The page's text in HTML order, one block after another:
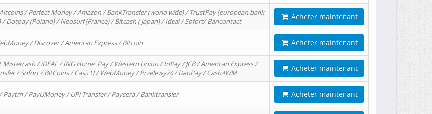
/ Perfect Money / Amazon / BankTransfer (world wide) / TrustPay (european bank
Dotpay (Poland) / Neosurf (France) / Bitcash ( Japan) / Ideal / Sofort/ Bancontact
Acheter maintenant
/ Discover / American Express / Bitcoin Acheter maintenant
/ iDEAL / ING Home' Pay / Western Union / InPay / JCB / American Express /
/ Sofort / BitCoins / Cash U / WebMoney / Przelewy24 / DaoPay / Cash4WM
Acheter maintenant
Paytm / PayUMoney / UPi Transfer / Paysera / Banktransfer Acheter maintenant